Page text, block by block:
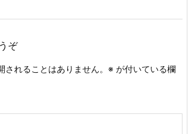
ぞ
されることはありません。 ※ が付いている欄